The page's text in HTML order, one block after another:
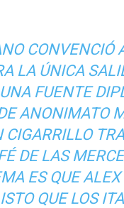
CONVENCIÓ
LA ÚNICA
FUENTE
ANONIMATO
CIGARRILLO
DE LAS
ES QUE ALEX
QUE LOS